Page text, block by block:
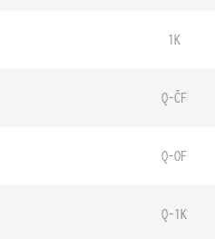
1K
Q-ČF
Q-OF
Q-1K